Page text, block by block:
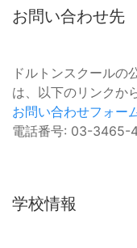
お問い合わせ先
ドルトンスクールの
は、以下のリンクか
お問い合わせフォー
電話番号: 03-3465-
学校情報